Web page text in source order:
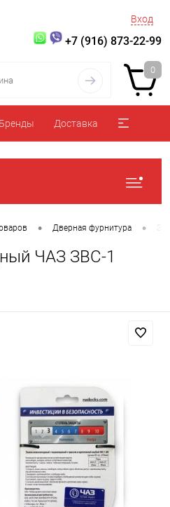
Вход
+7 (916) 873-22-99
0
Бренды Доставка
• Дверная фурнитура •
ЧАЗ ЗВС-1